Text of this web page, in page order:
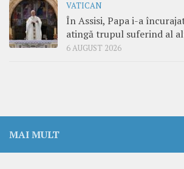
VATICAN
În Assisi, Papa i-a
atingă trupul suferind al
6 AUGUST 2026
MAI MULT